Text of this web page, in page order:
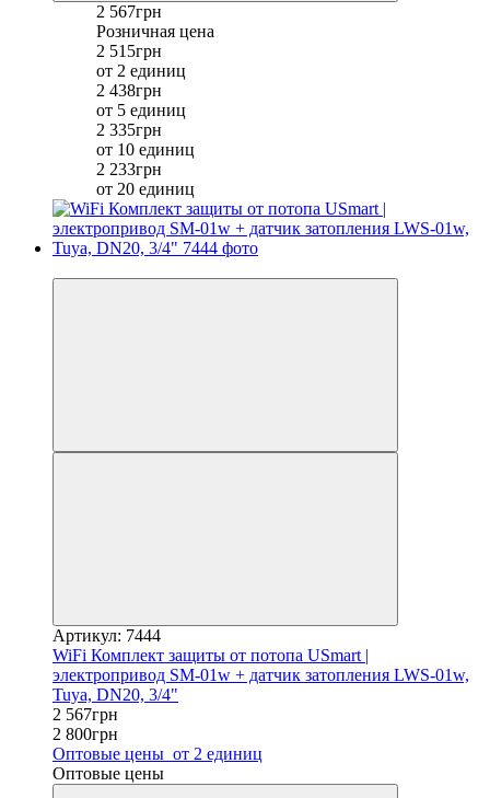
2 567грн
Розничная цена
2 515грн
от 2 единиц
2 438грн
от 5 единиц
2 335грн
от 10 единиц
2 233грн
от 20 единиц
Артикул: 7444
WiFi Комплект защиты от потопа USmart |
электропривод SM-01w + датчик затопления LWS-01w,
Tuya, DN20, 3/4"
2 567грн
2 800грн
Оптовые цены от 2 единиц
Оптовые цены